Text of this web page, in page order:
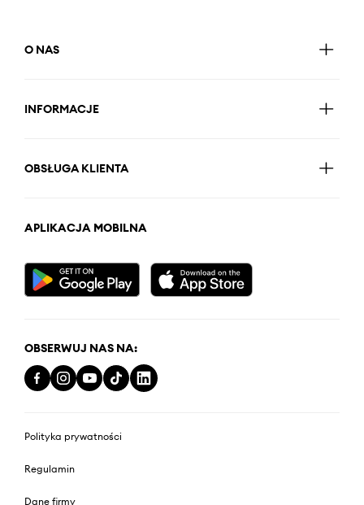
O NAS
INFORMACJE
OBSŁUGA KLIENTA
APLIKACJA MOBILNA
OBSERWUJ NAS NA:
Polityka prywatności
Regulamin
Dane firmy